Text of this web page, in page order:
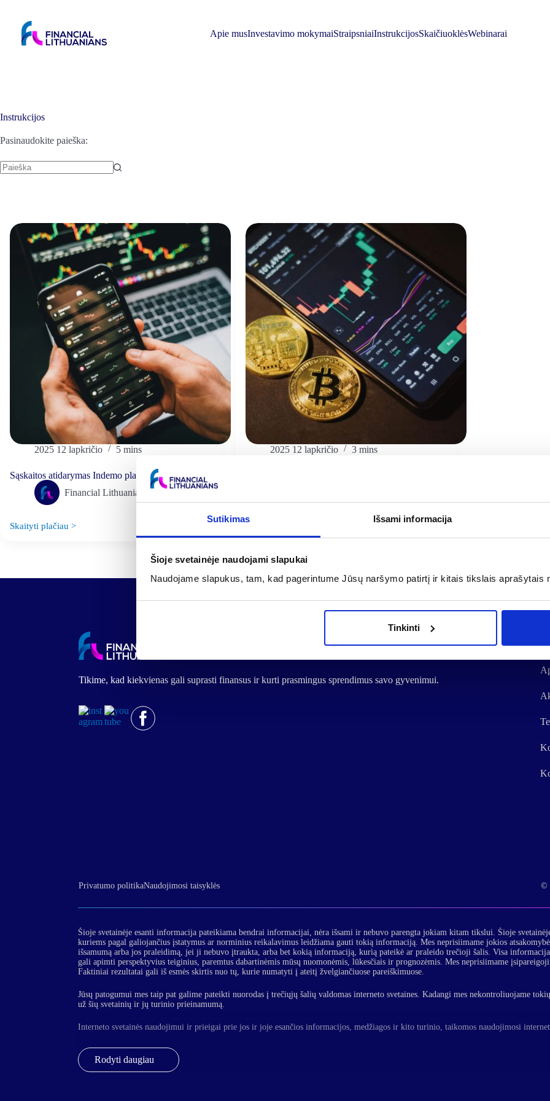
Sutikimas Išsami informacija
Šioje svetainėje naudojami slapukai
Naudojame slapukus, tam, kad pagerintume Jūsų naršymo patirtį ir kitais tikslais aprašytais
Tinkinti
content
Apie musInvestavimo mokymaiStraipsniaiInstrukcijosSkaičiuoklėsWebinarai
Instrukcijos
Pasinaudokite paieška:
2025 12 lapkričio 5 mins
Sąskaitos atidarymas Indemo platformoje
Financial Lithuanians
Skaityti plačiau >
Sąskaitos
2025 12 lapkričio 3 mins
atsidaryti
sąskaitą
Tikime, kad kiekvienas gali suprasti finansus ir kurti prasmingus sprendimus savo gyvenimui.
Privatumo politikaNaudojimosi taisyklės ©
Šioje svetainėje esanti informacija pateikiama bendrai informacijai, nėra išsami ir nebuvo parengta jokiam kitam tikslui. Šioje
kuriems pagal galiojančius įstatymus ar norminius reikalavimus leidžiama gauti tokią informaciją. Mes neprisiimame jokios
išsamumą arba jos praleidimą, jei ji nebuvo įtraukta, arba bet kokią informaciją, kurią pateikė ar praleido trečioji šalis. Visa
gali apimti perspektyvius teiginius, paremtus dabartinėmis mūsų nuomonėmis, lūkesčiais ir prognozėmis. Mes neprisiimame
Faktiniai rezultatai gali iš esmės skirtis nuo tų, kurie numatyti į ateitį žvelgiančiuose pareiškimuose.
Jūsų patogumui mes taip pat galime pateikti nuorodas į trečiųjų šalių valdomas interneto svetaines. Kadangi mes nekontroliuojame
už šių svetainių ir jų turinio prieinamumą.
Interneto svetainės naudojimui ir prieigai prie jos ir joje esančios informacijos, medžiagos ir kito turinio, taikomos naudojimosi
Rodyti daugiau